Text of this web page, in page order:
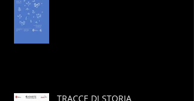
TRACCE DI STORIA